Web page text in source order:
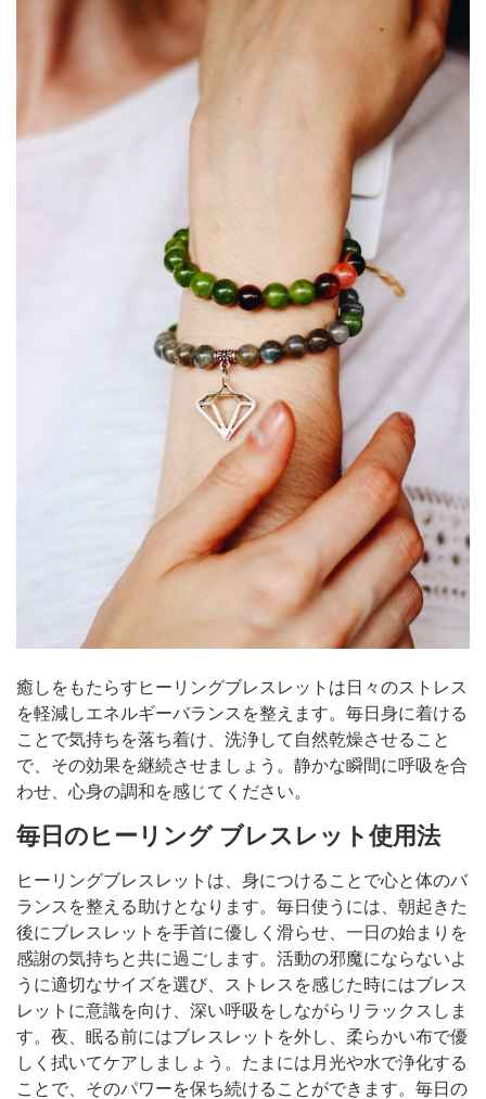
癒しをもたらすヒーリングブレスレットは日々のストレス
を軽減しエネルギーバランスを整えます。毎日身に着ける
ことで気持ちを落ち着け、洗浄して自然乾燥させること
で、その効果を継続させましょう。静かな瞬間に呼吸を合
わせ、心身の調和を感じてください。
毎日のヒーリング ブレスレット使用法
ヒーリングブレスレットは、身につけることで心と体のバ
ランスを整える助けとなります。毎日使うには、朝起きた
後にブレスレットを手首に優しく滑らせ、一日の始まりを
感謝の気持ちと共に過ごします。活動の邪魔にならないよ
うに適切なサイズを選び、ストレスを感じた時にはブレス
レットに意識を向け、深い呼吸をしながらリラックスしま
す。夜、眠る前にはブレスレットを外し、柔らかい布で優
しく拭いてケアしましょう。たまには月光や水で浄化する
ことで、そのパワーを保ち続けることができます。毎日の